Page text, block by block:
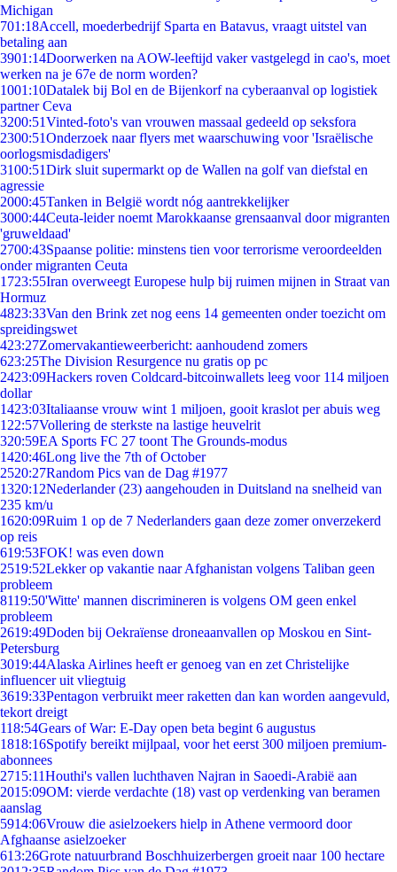
Michigan
701:18Accell, moederbedrijf Sparta en Batavus, vraagt uitstel van
betaling aan
3901:14Doorwerken na AOW-leeftijd vaker vastgelegd in cao's, moet
werken na je 67e de norm worden?
1001:10Datalek bij Bol en de Bijenkorf na cyberaanval op logistiek
partner Ceva
3200:51Vinted-foto's van vrouwen massaal gedeeld op seksfora
2300:51Onderzoek naar flyers met waarschuwing voor 'Israëlische
oorlogsmisdadigers'
3100:51Dirk sluit supermarkt op de Wallen na golf van diefstal en
agressie
2000:45Tanken in België wordt nóg aantrekkelijker
3000:44Ceuta-leider noemt Marokkaanse grensaanval door migranten
'gruweldaad'
2700:43Spaanse politie: minstens tien voor terrorisme veroordeelden
onder migranten Ceuta
1723:55Iran overweegt Europese hulp bij ruimen mijnen in Straat van
Hormuz
4823:33Van den Brink zet nog eens 14 gemeenten onder toezicht om
spreidingswet
423:27Zomervakantieweerbericht: aanhoudend zomers
623:25The Division Resurgence nu gratis op pc
2423:09Hackers roven Coldcard-bitcoinwallets leeg voor 114 miljoen
dollar
1423:03Italiaanse vrouw wint 1 miljoen, gooit kraslot per abuis weg
1 22:57Vollering de sterkste na lastige heuvelrit
320:59EA Sports FC 27 toont The Grounds-modus
1420:46Long live the 7th of October
2520:27Random Pics van de Dag #1977
1320:12Nederlander (23) aangehouden in Duitsland na snelheid van
235 km/u
1620:09Ruim 1 op de 7 Nederlanders gaan deze zomer onverzekerd
op reis
619:53FOK! was even down
2519:52Lekker op vakantie naar Afghanistan volgens Taliban geen
probleem
8119:50'Witte' mannen discrimineren is volgens OM geen enkel
probleem
2619:49Doden bij Oekraïense droneaanvallen op Moskou en Sint-
Petersburg
3019:44Alaska Airlines heeft er genoeg van en zet Christelijke
influencer uit vliegtuig
3619:33Pentagon verbruikt meer raketten dan kan worden aangevuld,
tekort dreigt
118:54Gears of War: E-Day open beta begint 6 augustus
1818:16Spotify bereikt mijlpaal, voor het eerst 300 miljoen premium-
abonnees
2715:11Houthi's vallen luchthaven Najran in Saoedi-Arabië aan
2015:09OM: vierde verdachte (18) vast op verdenking van beramen
aanslag
5914:06Vrouw die asielzoekers hielp in Athene vermoord door
Afghaanse asielzoeker
613:26Grote natuurbrand Boschhuizerbergen groeit naar 100 hectare